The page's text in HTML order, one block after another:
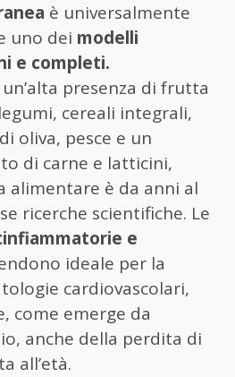
è universalmente
uno dei modelli
e completi.
presenza di frutta
cereali integrali,
oliva, pesce e un
di carne e latticini,
alimentare è da anni al
ricerche scientifiche. Le
e
ideale per la
cardiovascolari,
come emerge da
anche della perdita di
all’età.